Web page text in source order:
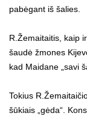
pabėgant iš šalies.
R.Žemaitaitis, kaip
šaudė žmones
kad Maidane „savi
Tokius
šūkiais „gėda“.